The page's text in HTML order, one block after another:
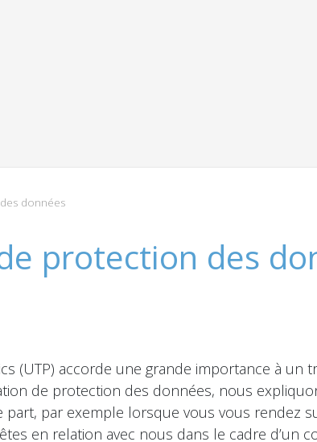
données
protection des
(UTP) accorde une grande importance à
de protection des données, nous
par exemple lorsque vous vous rendez
en relation avec nous dans le cadre d’un